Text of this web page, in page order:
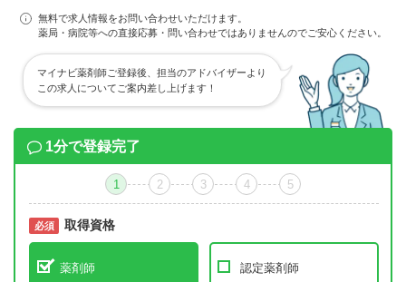
無料で求人情報をお問い合わせいただけます。
薬局・病院等への直接応募・問い合わせではありませんのでご安心ください。
マイナビ薬剤師ご登録後、担当のアドバイザーより
この求人についてご案内差し上げます！
1分で登録完了
1 2 3 4 5
必須 取得資格
薬剤師 認定薬剤師